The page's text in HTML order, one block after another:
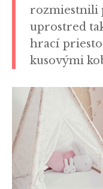
rozmiestnili
uprostred
hrací
kusovými